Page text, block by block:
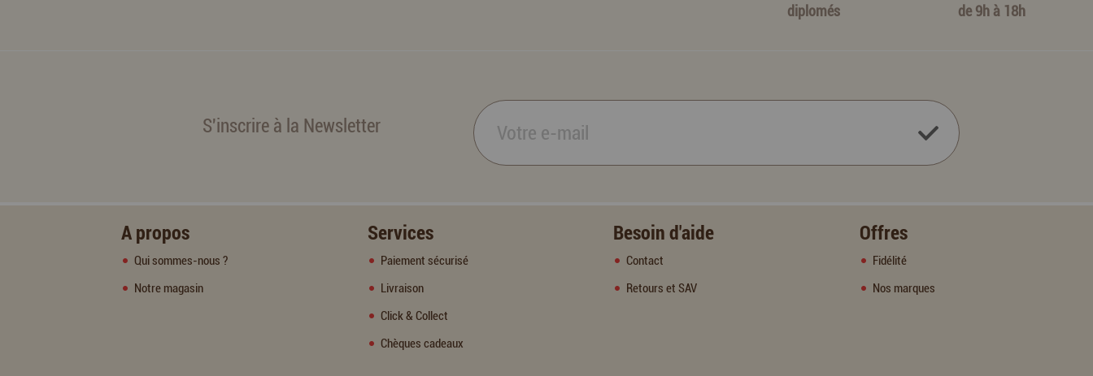
diplomés
de 9h à 18h
S'inscrire à la Newsletter
A propos
Qui sommes-nous ?
Notre magasin
Services
Paiement sécurisé
Livraison
Click & Collect
Chèques cadeaux
Besoin d'aide
Contact
Retours et SAV
Offres
Fidélité
Nos marques